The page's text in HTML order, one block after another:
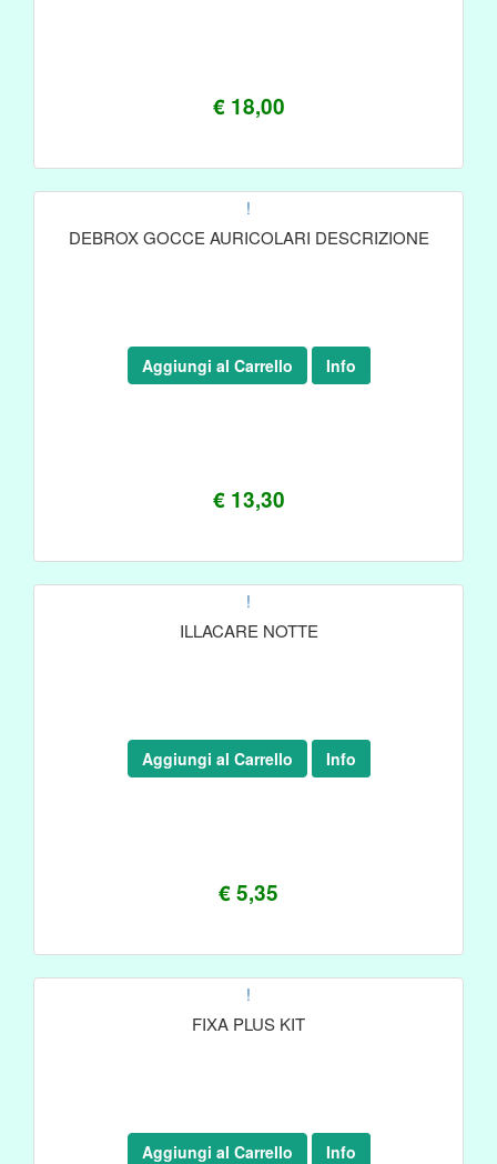
€ 18,00
!
DEBROX GOCCE AURICOLARI DESCRIZIONE
€ 13,30
Aggiungi al Carrello Info
!
ILLACARE NOTTE
€ 5,35
Aggiungi al Carrello Info
!
FIXA PLUS KIT
Aggiungi al Carrello Info